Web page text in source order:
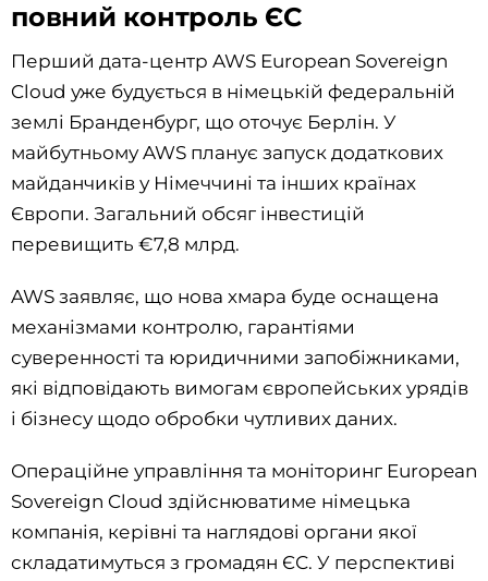
повний контроль ЄС
Перший дата-центр AWS European Sovereign
Cloud уже будується в німецькій федеральній
землі Бранденбург, що оточує Берлін. У
майбутньому AWS планує запуск додаткових
майданчиків у Німеччині та інших країнах
Європи. Загальний обсяг інвестицій
перевищить €7,8 млрд.
AWS заявляє, що нова хмара буде оснащена
механізмами контролю, гарантіями
суверенності та юридичними запобіжниками,
які відповідають вимогам європейських урядів
і бізнесу щодо обробки чутливих даних.
Операційне управління та моніторинг European
Sovereign Cloud здійснюватиме німецька
компанія, керівні та наглядові органи якої
складатимуться з громадян ЄС. У перспективі